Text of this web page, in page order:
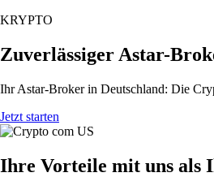
KRYPTO
Zuverlässiger Astar-
Ihr Astar-Broker in Deutschland: Die
Jetzt starten
Ihre Vorteile mit uns als